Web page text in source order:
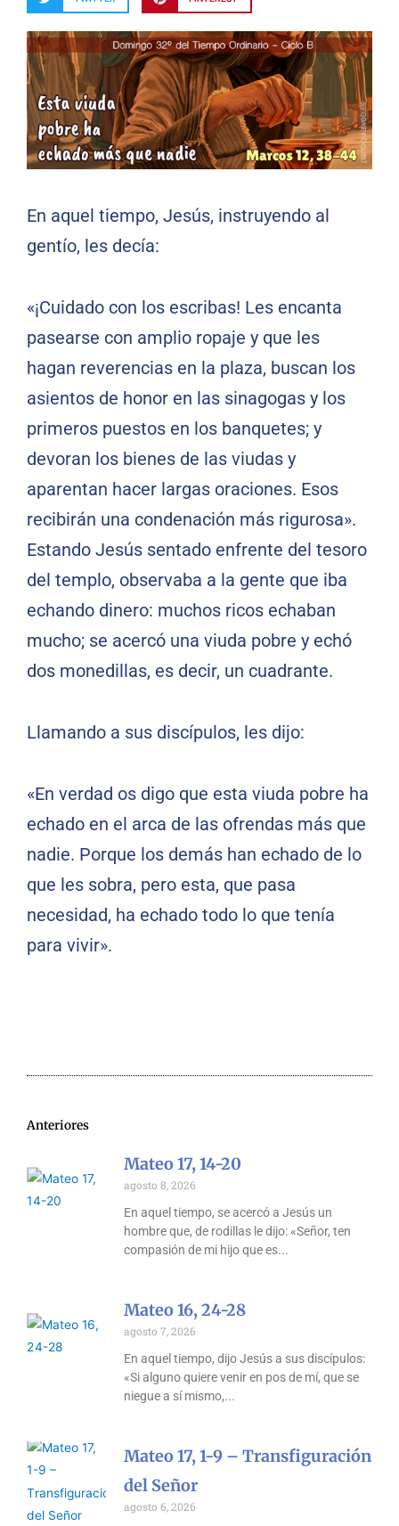
En aquel tiempo, Jesús, instruyendo al
gentío, les decía:
«¡Cuidado con los escribas! Les encanta
pasearse con amplio ropaje y que les
hagan reverencias en la plaza, buscan los
asientos de honor en las sinagogas y los
primeros puestos en los banquetes; y
devoran los bienes de las viudas y
aparentan hacer largas oraciones. Esos
recibirán una condenación más rigurosa».
Estando Jesús sentado enfrente del tesoro
del templo, observaba a la gente que iba
echando dinero: muchos ricos echaban
mucho; se acercó una viuda pobre y echó
dos monedillas, es decir, un cuadrante.
Llamando a sus discípulos, les dijo:
«En verdad os digo que esta viuda pobre ha
echado en el arca de las ofrendas más que
nadie. Porque los demás han echado de lo
que les sobra, pero esta, que pasa
necesidad, ha echado todo lo que tenía
para vivir».
Anteriores
Mateo 17, 14-20
agosto 8, 2026
En aquel tiempo, se acercó a Jesús un
hombre que, de rodillas le dijo: «Señor, ten
compasión de mi hijo que es
Mateo 16, 24-28
agosto 7, 2026
En aquel tiempo, dijo Jesús a sus discípulos:
«Si alguno quiere venir en pos de mí, que se
niegue a sí mismo,
Mateo 17, 1-9 – Transfiguración
del Señor
agosto 6, 2026